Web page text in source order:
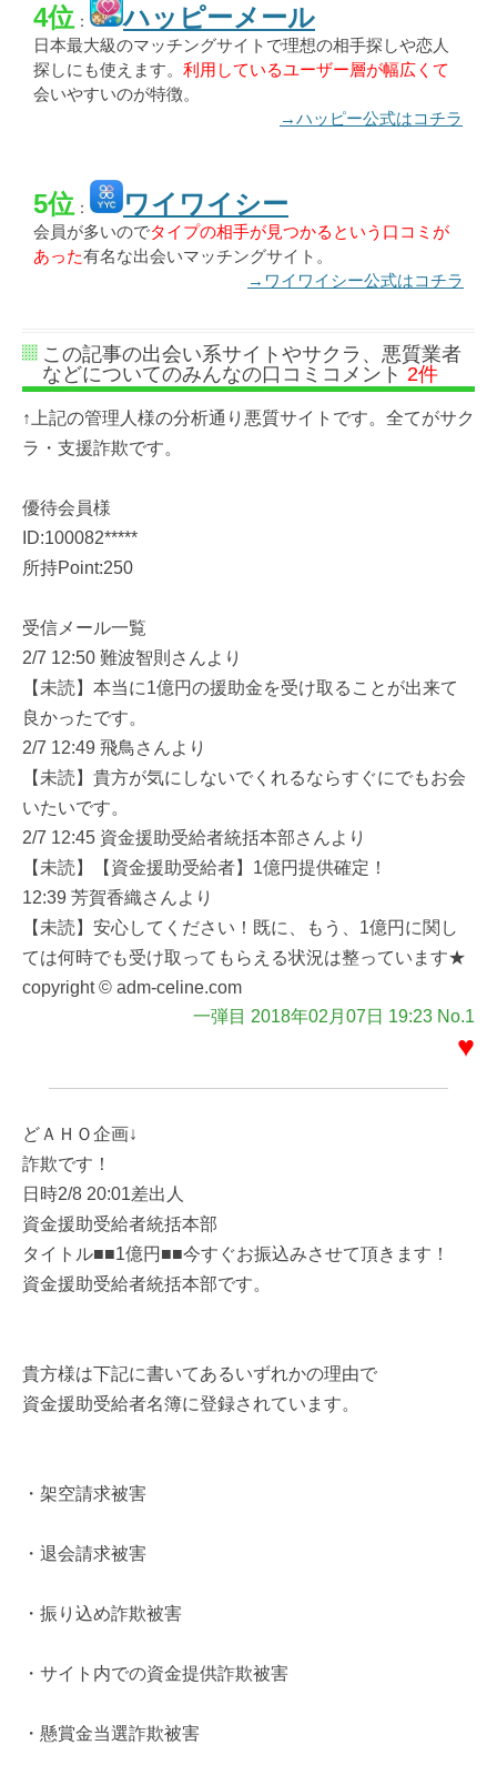
4位 ： ハッピーメール
日本最大級のマッチングサイトで理想の相手探しや恋人
探しにも使えます。 利用しているユーザー層が幅広くて
会いやすいのが特徴。
→ハッピー公式はコチラ
5位 ： ワイワイシー
会員が多いのでタイプの相手が見つかるという口コミが
あった有名な出会いマッチングサイト。
→ワイワイシー公式はコチラ
この記事の出会い系サイトやサクラ、悪質業者
などについてのみんなの口コミコメント 2件
↑上記の管理人様の分析通り悪質サイトです。全てがサク
ラ・支援詐欺です。
優待会員様
ID:100082*****
所持Point:250
受信メール一覧
2/7 12:50 難波智則さんより
【未読】本当に1億円の援助金を受け取ることが出来て
良かったです。
2/7 12:49 飛鳥さんより
【未読】貴方が気にしないでくれるならすぐにでもお会
いたいです。
2/7 12:45 資金援助受給者統括本部さんより
【未読】【資金援助受給者】1億円提供確定！
12:39 芳賀香織さんより
【未読】安心してください！既に、もう、1億円に関し
ては何時でも受け取ってもらえる状況は整っています★
copyright © adm-celine.com
一弾目 2018年02月07日 19:23 No.1
♥
どＡＨＯ企画↓
詐欺です！
日時2/8 20:01差出人
資金援助受給者統括本部
タイトル■■1億円■■今すぐお振込みさせて頂きます！
資金援助受給者統括本部です。
貴方様は下記に書いてあるいずれかの理由で
資金援助受給者名簿に登録されています。
・架空請求被害
・退会請求被害
・振り込め詐欺被害
・サイト内での資金提供詐欺被害
・懸賞金当選詐欺被害